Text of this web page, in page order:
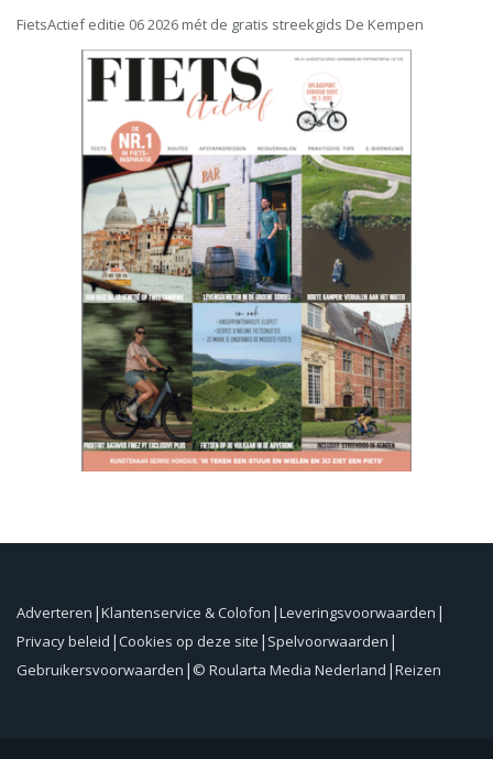
FietsActief editie 06 2026 mét de gratis streekgids De Kempen
Adverteren Klantenservice & Colofon Leveringsvoorwaarden
Privacy beleid Cookies op deze site Spelvoorwaarden
Gebruikersvoorwaarden © Roularta Media Nederland Reizen